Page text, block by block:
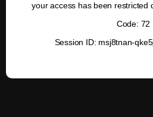
your access has been restricted
Code: 72
Session ID: msj8tnan-